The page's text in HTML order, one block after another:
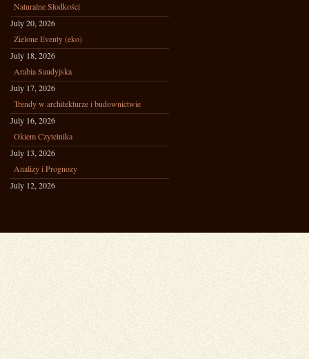
Naturalne Słodkości
July 20, 2026
Zielone Eventy (eko)
July 18, 2026
Arabia Saudyjska
July 17, 2026
Trendy w architekturze i budownictwie
July 16, 2026
Okiem Czytelnika
July 13, 2026
Analizy i Prognozy
July 12, 2026